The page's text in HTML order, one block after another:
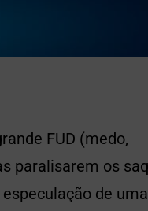
FUD (medo,
paralisarem os
de uma